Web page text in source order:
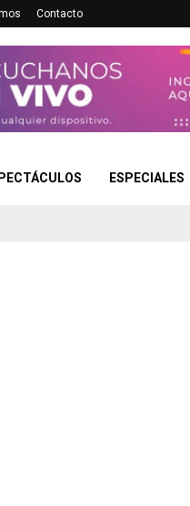
Contacto
ESPECIALES